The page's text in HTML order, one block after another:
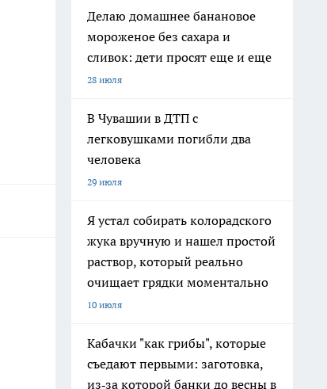
Делаю домашнее банановое
мороженое без сахара и
сливок: дети просят еще и еще
28 июля
В Чувашии в ДТП с
легковушками погибли два
человека
29 июля
Я устал собирать колорадского
жука вручную и нашел простой
раствор, который реально
очищает грядки моментально
10 июля
Кабачки "как грибы", которые
съедают первыми: заготовка,
из‑за которой банки до весны в